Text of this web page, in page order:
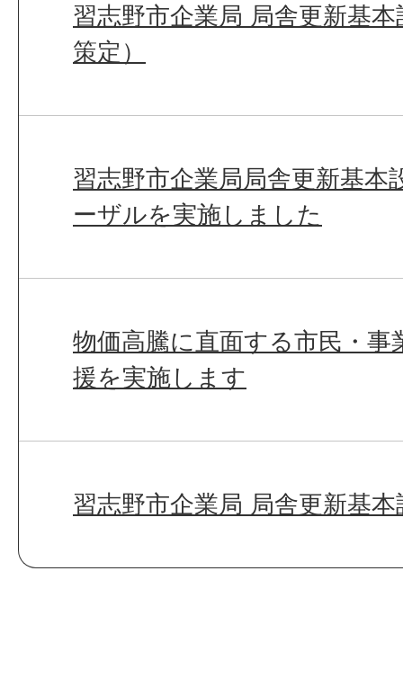
習志野市企業局 局舎更新基
策定）
習志野市企業局局舎更新基本
ーザルを実施しました
物価高騰に直面する市民・事
援を実施します
習志野市企業局 局舎更新基本